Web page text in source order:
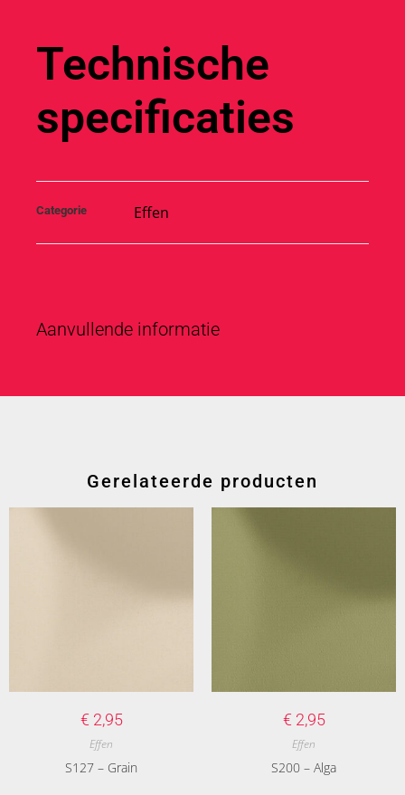
Technische
specificaties
Categorie Effen
Aanvullende informatie
Gerelateerde producten
€ 2,95
Effen
S127 – Grain
€ 2,95
Effen
S200 – Alga